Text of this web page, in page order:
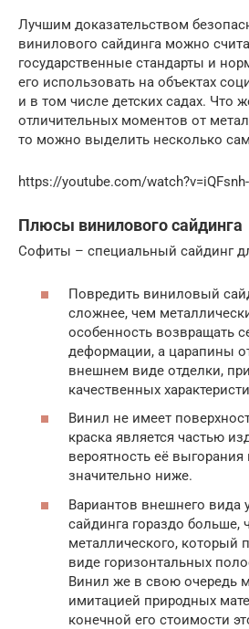
Лучшим доказательством
винилового сайдинга можно
государственные стандарты и
его использовать на объектах
и в том числе детских садах. Что
отличительных моментов от
то можно выделить несколько
https://youtube.com/
Плюсы винилового сайдинга
Софиты – специальный сайдинг
Повредить виниловый
сложнее, чем
особенность возвращать
деформации, а царапины
внешнем виде отделки,
качественных
Винил не имеет
краска является частью
вероятность её
значительно ниже.
Вариантов внешнего вида
сайдинга гораздо больше,
металлического, который
виде горизонтальных
Винил же в свою очередь
имитацией природных
конечной его стоимости